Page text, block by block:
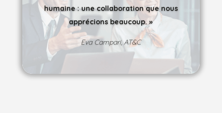
humaine : une collaboration que nous
apprécions beaucoup. »
Eva Campari, AT&C